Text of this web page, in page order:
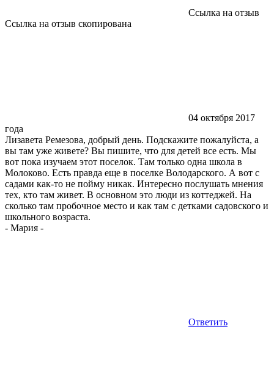
Ссылка на отзыв
Ссылка на отзыв скопирована
04 октября 2017
года
Лизавета Ремезова, добрый день. Подскажите пожалуйста, а
вы там уже живете? Вы пишите, что для детей все есть. Мы
вот пока изучаем этот поселок. Там только одна школа в
Молоково. Есть правда еще в поселке Володарского. А вот с
садами как-то не пойму никак. Интересно послушать мнения
тех, кто там живет. В основном это люди из коттеджей. На
сколько там пробочное место и как там с детками садовского и
школьного возраста.
- Мария -
Ответить